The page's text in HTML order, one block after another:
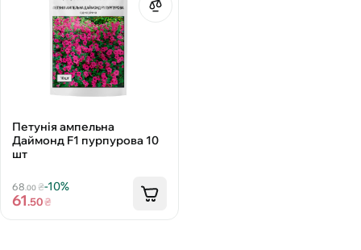
Петунія ампельна
Даймонд F1 пурпурова 10
шт
68 .00₴-10%
61.50₴